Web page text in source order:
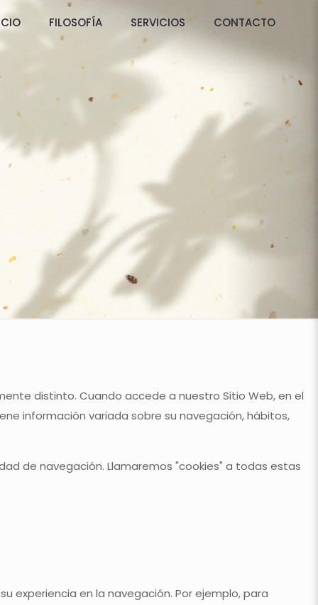
FILOSOFÍA SERVICIOS CONTACTO
distinto. Cuando accede a nuestro Sitio Web, en el
información variada sobre su navegación, hábitos,
de navegación. Llamaremos "cookies" a todas estas
experiencia en la navegación. Por ejemplo, para